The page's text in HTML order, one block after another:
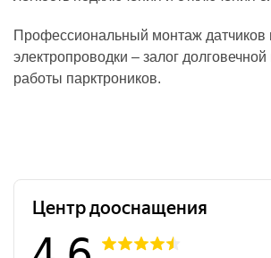
Профессиональный монтаж датчиков
электропроводки – залог долговечной
работы парктроников.